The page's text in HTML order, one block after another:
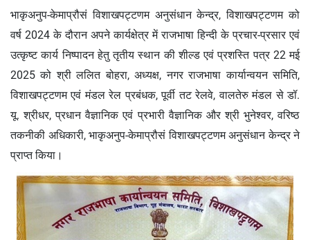
भाकृअनुप-केमाप्रौसं विशाखपट्टणम अनुसंधान केन्‍द्र, विशाखपट्टणम को
वर्ष 2024 के दौरान अपने कार्यक्षेत्र में राजभाषा हिन्‍दी के प्रचार-प्रसार एवं
उत्कृष्ट कार्य निष्‍पादन हेतु तृतीय स्‍थान की शील्‍ड एवं प्रशस्ति पत्र 22 मई
2025 को श्री ललित बोहरा, अध्‍यक्ष, नगर राजभाषा कार्यान्वयन समिति,
विशाखपट्टणम एवं मंडल रेल प्रबंधक, पूर्वी तट रेलवे, वालतेरु मंडल से डॉ.
यू. श्रीधर, प्रधान वैज्ञानिक एवं प्रभारी वैज्ञानिक और श्री भुनेश्वर, वरिष्‍ठ
तकनीकी अधिकारी, भाकृअनुप-केमाप्रौसं विशाखपट्टणम अनुसंधान केन्‍द्र ने
प्राप्‍त किया।